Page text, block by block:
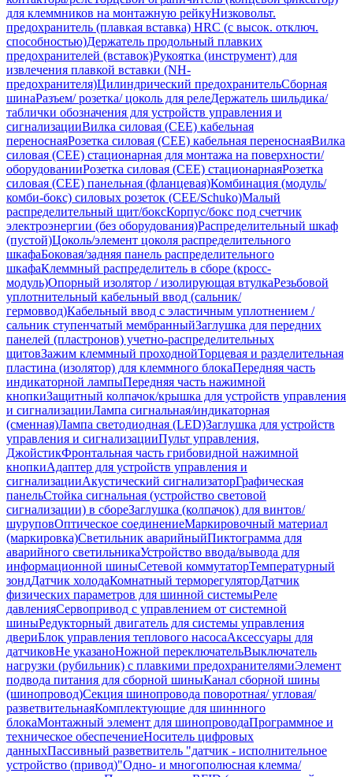
для клеммников на монтажную рейкуНизковольт.
предохранитель (плавкая вставка) HRC (с высок. отключ.
способностью)Держатель продольный плавких
предохранителей (вставок)Рукоятка (инструмент) для
извлечения плавкой вставки (NH-
предохранителя)Цилиндрический предохранительСборная
шинаРазъем/ розетка/ цоколь для релеДержатель шильдика/
таблички обозначения для устройств управления и
сигнализацииВилка силовая (CEE) кабельная
переноснаяРозетка силовая (CEE) кабельная переноснаяВилка
силовая (CEE) стационарная для монтажа на поверхности/
оборудованииРозетка силовая (CEE) стационарнаяРозетка
силовая (CEE) панельная (фланцевая)Комбинация (модуль/
комби-бокс) силовых розеток (CEE/Schuko)Малый
распределительный щит/боксКорпус/бокс под счетчик
электроэнергии (без оборудования)Распределительный шкаф
(пустой)Цоколь/элемент цоколя распределительного
шкафаБоковая/задняя панель распределительного
шкафаКлеммный распределитель в сборе (кросс-
модуль)Опорный изолятор / изолирующая втулкаРезьбовой
уплотнительный кабельный ввод (сальник/
гермоввод)Кабельный ввод с эластичным уплотнением /
сальник ступенчатый мембранныйЗаглушка для передних
панелей (пластронов) учетно-распределительных
щитовЗажим клеммный проходнойТорцевая и разделительная
пластина (изолятор) для клеммного блокаПередняя часть
индикаторной лампыПередняя часть нажимной
кнопкиЗащитный колпачок/крышка для устройств управления
и сигнализацииЛампа сигнальная/индикаторная
(сменная)Лампа светодиодная (LED)Заглушка для устройств
управления и сигнализацииПульт управления,
ДжойстикФронтальная часть грибовидной нажимной
кнопкиАдаптер для устройств управления и
сигнализацииАкустический сигнализаторГрафическая
панельСтойка сигнальная (устройство световой
сигнализации) в сбореЗаглушка (колпачок) для винтов/
шуруповОптическое соединениеМаркировочный материал
(маркировка)Светильник аварийныйПиктограмма для
аварийного светильникаУстройство ввода/вывода для
информационной шиныСетевой коммутаторТемпературный
зондДатчик холодаКомнатный терморегуляторДатчик
физических параметров для шинной системыРеле
давленияСервопривод с управлением от системной
шиныРедукторный двигатель для системы управления
двериБлок управления теплового насосаАксессуары для
датчиковНе указаноНожной переключательВыключатель
нагрузки (рубильник) с плавкими предохранителямиЭлемент
подвода питания для сборной шиныКанал сборной шины
(шинопровод)Секция шинопровода поворотная/ угловая/
разветвительнаяКомплектующие для шиннного
блокаМонтажный элемент для шинопроводаПрограммное и
техническое обеспечениеНоситель цифровых
данныхПассивный разветвитель "датчик - исполнительное
устройство (привод)"Одно- и многополюсная клемма/